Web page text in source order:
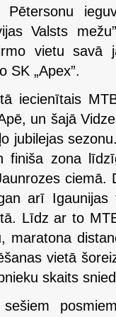
Valsts
vietu savā
SK „Apex”.
iecienītais
un šajā
jubilejas
finiša zona
ciemā.
arī
Līdz ar to
maratona
vietā
skaits